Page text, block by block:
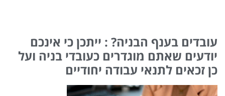
עובדים בענף הבניה? : ייתכן כי אינכם
יודעים שאתם מוגדרים כעובדי בניה ועל
כן זכאים לתנאי עבודה יחודיים